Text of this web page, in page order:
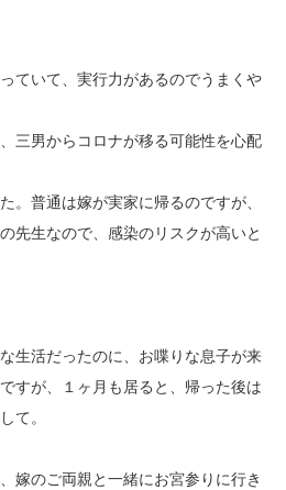
ていて、実行力があるのでうまくや
三男からコロナが移る可能性を心配
。普通は嫁が実家に帰るのですが、
先生なので、感染のリスクが高いと
生活だったのに、お喋りな息子が来
すが、１ヶ月も居ると、帰った後は
て。
嫁のご両親と一緒にお宮参りに行き